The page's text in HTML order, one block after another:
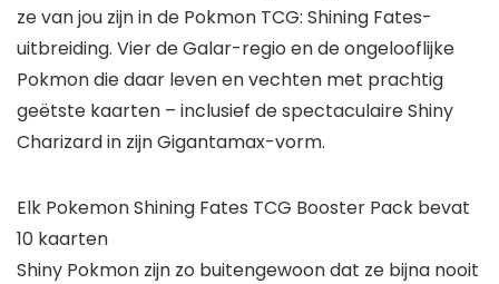
ze van jou zijn in de Pokmon TCG: Shining Fates-
uitbreiding. Vier de Galar-regio en de ongelooflijke
Pokmon die daar leven en vechten met prachtig
geëtste kaarten – inclusief de spectaculaire Shiny
Charizard in zijn Gigantamax-vorm.
Elk Pokemon Shining Fates TCG Booster Pack bevat
10 kaarten
Shiny Pokmon zijn zo buitengewoon dat ze bijna nooit